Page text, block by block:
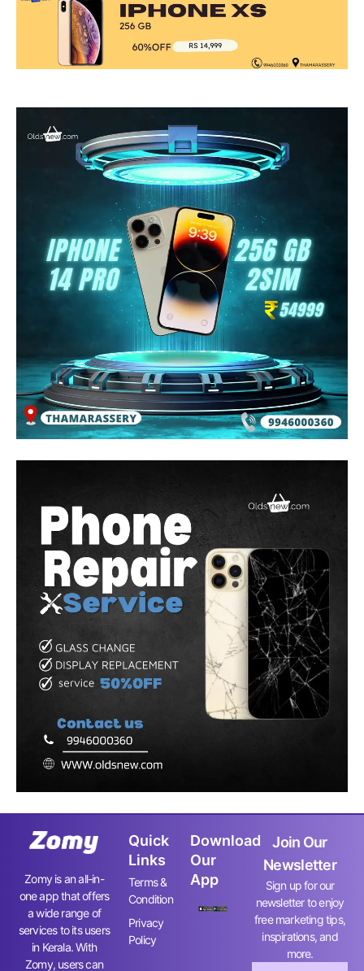
Zomy is an all-in-
one app that offers
a wide range of
services to its users
in Kerala. With
Zomy, users can
Quick
Links
Terms &
Condition
Privacy
Policy
Download
Our
App
Join Our
Newsletter
Sign up for our
newsletter to enjoy
free marketing tips,
inspirations, and
more.